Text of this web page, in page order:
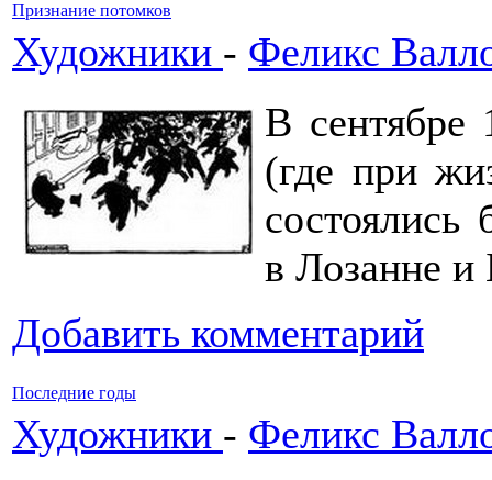
Признание потомков
Художники - Феликс
В сентябре
(где при
в Лозанне и
Добавить комментарий
Последние годы
Художники - Феликс